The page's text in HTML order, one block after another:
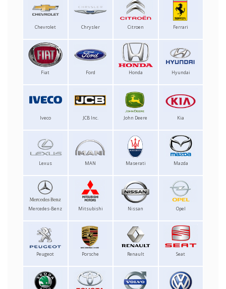
Chevrolet Chrysler Citroen Ferrari
Fiat Ford Honda Hyundai
Iveco JCB Inc. John Deere Kia
Lexus MAN Maserati Mazda
Mercedes-Benz Mitsubishi Nissan Opel
Peugeot Porsche Renault Seat